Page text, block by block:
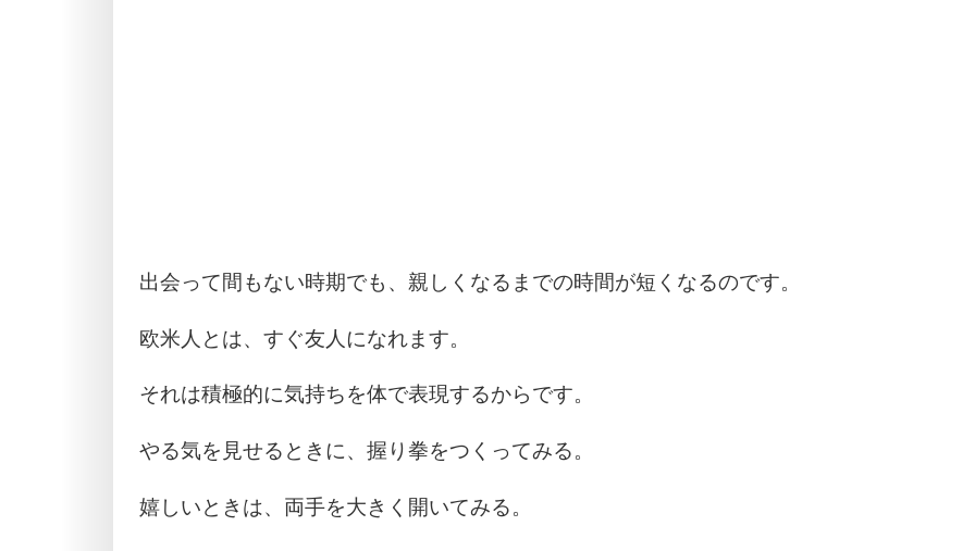
出会って間もない時期でも、親しくなるまでの時間が短くなるのです。
欧米人とは、すぐ友人になれます。
それは積極的に気持ちを体で表現するからです。
やる気を見せるときに、握り拳をつくってみる。
嬉しいときは、両手を大きく開いてみる。